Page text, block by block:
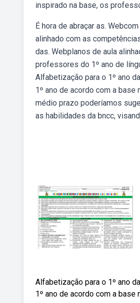
inspirado na base, os
É hora de abraçar as.
alinhado com as
das. Webplanos de aula
professores do 1º ano de
Alfabetização para o 1º ano
1º ano de acordo com a base
médio prazo poderíamos
as habilidades da bncc,
Alfabetização para o 1º ano
1º ano de acordo com a base